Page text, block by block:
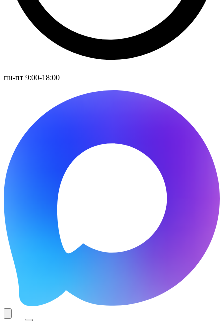
пн-пт 9:00-18:00